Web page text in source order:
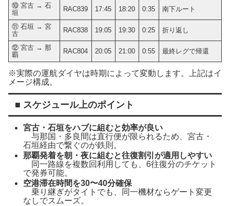
⑩ 宮古 → 石
垣
RAC839 17:45 18:20 0:35 南下ルート
⑪ 石垣 → 宮
古
RAC838 19:05 19:30 0:25 折り返し
⑫ 宮古 → 那
覇
RAC804 20:05 21:00 0:55 最終レグで帰還
※実際の運航ダイヤは時期によって変動します。上記はイ
メージ構成。
■ スケジュール上のポイント
宮古・石垣をハブに組むと効率が良い
与那国・多良間は直行便が限られるため、宮古・
石垣経由で繋ぐのが鉄則。
那覇発着を朝・夜に組むと往復割引が適用しやすい
同一路線を複数回利用しても、6往復分のチケット
で発券可能。
空港滞在時間を30〜40分確保
乗り継ぎがタイトでも、同一機材ならゲート変更
なしでスムーズ。